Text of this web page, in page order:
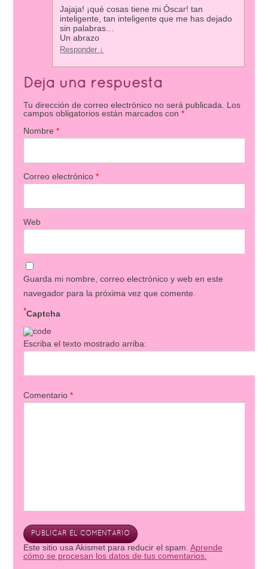
Jajaja! ¡qué cosas tiene mi Óscar! tan
inteligente, tan inteligente que me has dejado
sin palabras…
Un abrazo
Responder ↓
Deja una respuesta
Tu dirección de correo electrónico no será publicada.
Los
campos obligatorios están marcados con *
Nombre *
Correo electrónico *
Web
Guarda mi nombre, correo electrónico y web en este
navegador para la próxima vez que comente.
Captcha
*
Escriba el texto mostrado arriba:
Comentario *
Este sitio usa Akismet para reducir el spam. Aprende
cómo se procesan los datos de tus comentarios.